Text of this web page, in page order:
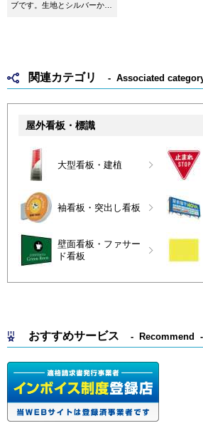
ブです。生地とシルバーから
関連カテゴリ Associated
屋外看板・標識
大型看板・建植
袖看板・突出し看板
壁面看板・ファサー
ド看板
おすすめサービス Recommend